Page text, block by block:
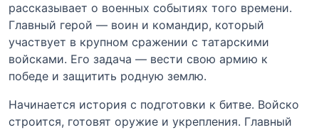
рассказывает о военных событиях того времени.
Главный герой — воин и командир, который
участвует в крупном сражении с татарскими
войсками. Его задача — вести свою армию к
победе и защитить родную землю.
Начинается история с подготовки к битве. Войско
строится, готовят оружие и укрепления. Главный